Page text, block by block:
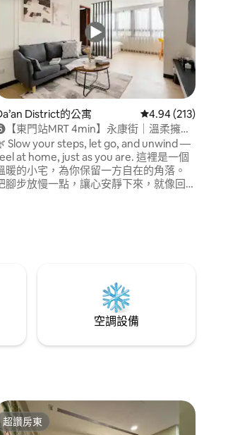
獲得 4.9 的平均評分（滿分 5 分）
District的公寓 從 213 則評價中獲得
4.94 (213)
東門站MRT 4min】永康街｜溫柔擁
・暖心1房1廳ᐢ ᵕ ᐢ #대만감성#NTNU#西
町
Slow your steps, let go, and unwind —
at home, just as you are. 這裡是一個
暖的小宅，為你保留一方自在的角落。
腳步放慢一點，讓心安靜下來，就像回
愉悅、快樂的心情，並留下美好回憶。 💕
我們的家位於台北市大安區永康街，周邊
生活富有濃濃藝文氣息，處處蘊藏著多元
創作靈感，享受心靈美學，回歸生活中的
永康商圈又名「康青龍生活街
校，擁有獨特人文氣息。此區觀光客多為
美、日本、韓國旅人，是高水準住宅
。
空調設備
超讚房東
超讚房東